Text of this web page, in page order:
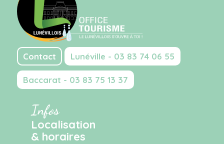
Contact Lunéville - 03 83 74 06 55
Baccarat - 03 83 75 13 37
Infos
Localisation
& horaires